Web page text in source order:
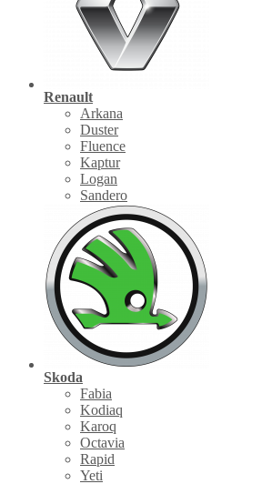
Renault
Arkana
Duster
Fluence
Kaptur
Logan
Sandero
Skoda
Fabia
Kodiaq
Karoq
Octavia
Rapid
Yeti